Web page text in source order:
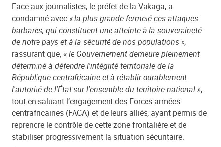
Face aux journalistes, le préfet de la Vakaga, a
condamné avec« la plus grande fermeté ces attaques
barbares, qui constituent une atteinte à la souveraineté
de notre pays et à la sécurité de nos populations »,
rassurant que,« le Gouvernement demeure pleinement
déterminé à défendre l'intégrité territoriale de la
République centrafricaine et à rétablir durablement
l'autorité de l'État sur l'ensemble du territoire national »,
tout en saluant l’engagement des Forces armées
centrafricaines (FACA) et de leurs alliés, ayant permis de
reprendre le contrôle de cette zone frontalière et de
stabiliser progressivement la situation sécuritaire.